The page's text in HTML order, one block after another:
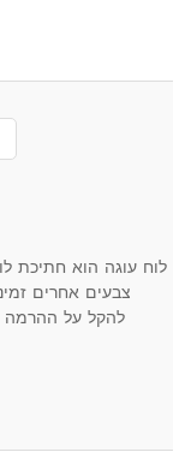
לוח עוגה הוא חתיכת
צבעים אחרים